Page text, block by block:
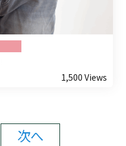
1,500 Views
次へ